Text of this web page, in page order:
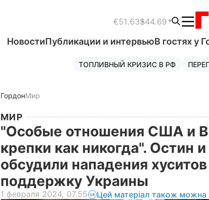
€51.63$44.69
НовостиПубликации и интервьюВ гостях у
ТОПЛИВНЫЙ КРИЗИС В РФ
ГордонМир
МИР
"Особые отношения США и
крепки как никогда". Остин
обсудили нападения
поддержку Украины
1 февраля 2024, 07.55 Цей матеріал також можна